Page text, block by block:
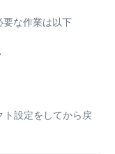
な作業は以下
設定をしてから戻